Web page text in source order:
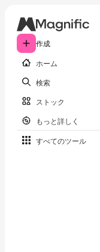
作成
ホーム
検索
ストック
もっと詳しく
すべてのツール